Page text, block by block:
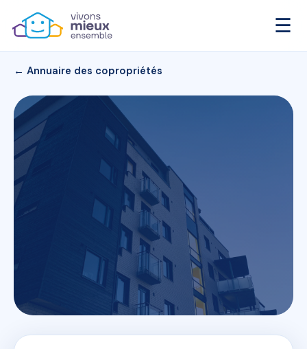
☰
← Annuaire des copropriétés